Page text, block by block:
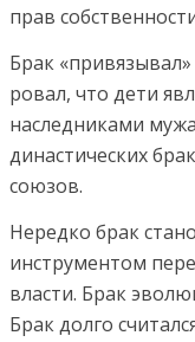
прав
Брак
ровал, что дети
наследниками
династических
союзов.
Нередко брак
инструментом
власти. Брак
Брак долго